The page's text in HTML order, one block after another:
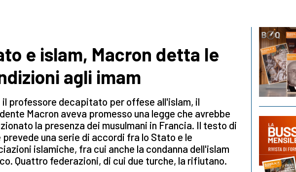
e islam, Macron detta le
agli imam
il professore decapitato per offese all'islam, il
Macron aveva promesso una legge che avrebbe
la presenza dei musulmani in Francia. Il testo di
prevede una serie di accordi fra lo Stato e le
islamiche, fra cui anche la condanna dell'islam
Quattro federazioni, di cui due turche, la rifiutano.